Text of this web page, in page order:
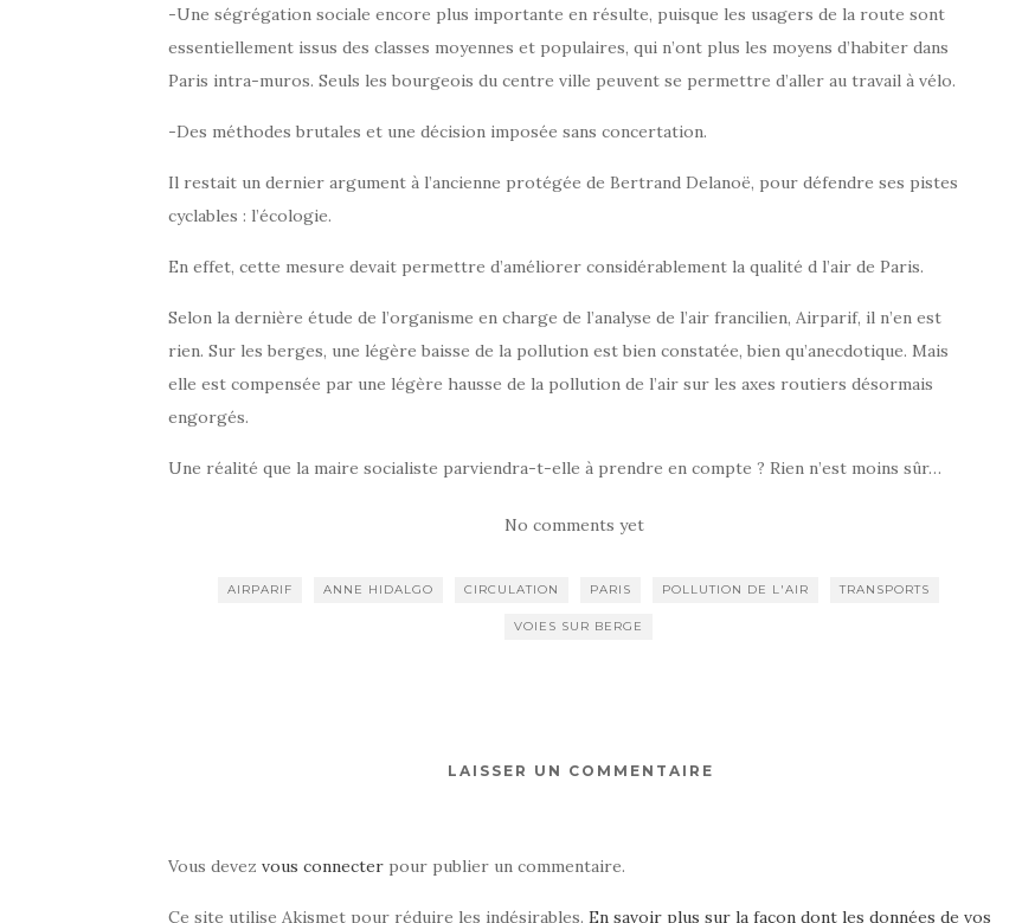
-Une ségrégation sociale encore plus importante en résulte, puisque les usagers de la route sont
essentiellement issus des classes moyennes et populaires, qui n’ont plus les moyens d’habiter dans
Paris intra-muros. Seuls les bourgeois du centre ville peuvent se permettre d’aller au travail à vélo.
-Des méthodes brutales et une décision imposée sans concertation.
Il restait un dernier argument à l’ancienne protégée de Bertrand Delanoë, pour défendre ses pistes
cyclables : l’écologie.
En effet, cette mesure devait permettre d’améliorer considérablement la qualité d l’air de Paris.
Selon la dernière étude de l’organisme en charge de l’analyse de l’air francilien, Airparif, il n’en est
rien. Sur les berges, une légère baisse de la pollution est bien constatée, bien qu’anecdotique. Mais
elle est compensée par une légère hausse de la pollution de l’air sur les axes routiers désormais
engorgés.
Une réalité que la maire socialiste parviendra-t-elle à prendre en compte ? Rien n’est moins sûr…
No comments yet
AIRPARIF ANNE HIDALGO CIRCULATION PARIS POLLUTION DE L'AIR TRANSPORTS
VOIES SUR BERGE
LAISSER UN COMMENTAIRE
Vous devez vous connecter pour publier un commentaire.
Ce site utilise Akismet pour réduire les indésirables. En savoir plus sur la façon dont les données de vos